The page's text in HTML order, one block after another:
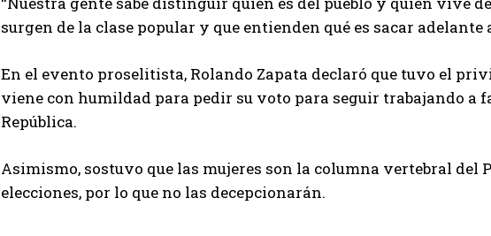
surgen de la clase popular y que entienden qué es sacar adelante
En el evento proselitista, Rolando Zapata declaró que tuvo el
viene con humildad para pedir su voto para seguir trabajando a
República.
Asimismo, sostuvo que las mujeres son la columna vertebral del
elecciones, por lo que no las decepcionarán.